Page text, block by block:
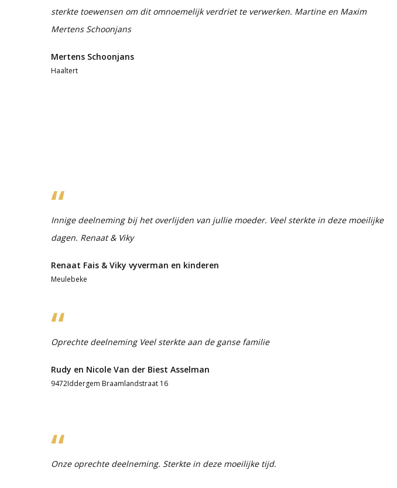
sterkte toewensen om dit omnoemelijk verdriet te verwerken. Martine en Maxim
Mertens Schoonjans
Mertens Schoonjans
Haaltert
Innige deelneming bij het overlijden van jullie moeder. Veel sterkte in deze moeilijke
dagen. Renaat & Viky
Renaat Fais & Viky vyverman en kinderen
Meulebeke
Oprechte deelneming Veel sterkte aan de ganse familie
Rudy en Nicole Van der Biest Asselman
9472Iddergem Braamlandstraat 16
Onze oprechte deelneming. Sterkte in deze moeilijke tijd.